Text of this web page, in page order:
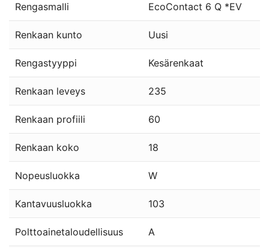
Rengasmalli EcoContact 6 Q *EV
Renkaan kunto Uusi
Rengastyyppi Kesärenkaat
Renkaan leveys 235
Renkaan profiili 60
Renkaan koko 18
Nopeusluokka W
Kantavuusluokka 103
Polttoainetaloudellisuus A